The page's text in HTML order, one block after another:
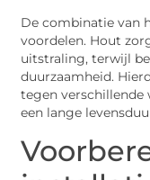
De combinatie van
voordelen. Hout
uitstraling, terwijl
duurzaamheid.
tegen verschillende
een lange